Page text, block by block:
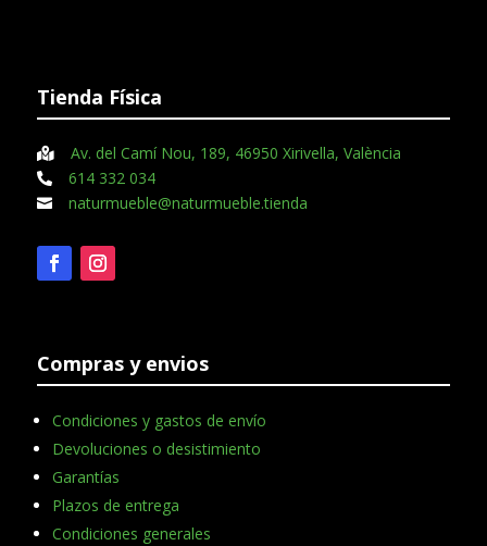
Tienda Física
 Av. del Camí Nou, 189, 46950 Xirivella, València
 614 332 034
 naturmueble@naturmueble.tienda
Compras y envios
Condiciones y gastos de envío
Devoluciones o desistimiento
Garantías
Plazos de entrega
Condiciones generales